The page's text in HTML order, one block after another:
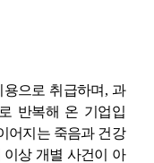
으로 취급하며 , 과
반복해 온 기업입
어지는 죽음과 건강
이상 개별 사건이 아